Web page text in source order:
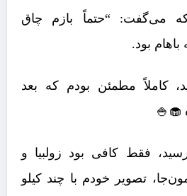
می‌گفت: “حتماً بازم چاق
بود.
کاملاً مطمئن بودم که بعد
🧁🍚
فقط کافی بود زولبیا و
تصویر خودم با چند کیلو